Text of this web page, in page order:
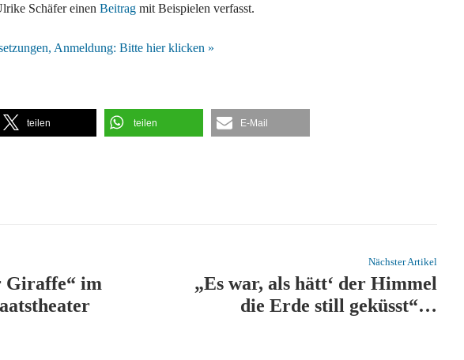
Schäfer einen Beitrag mit Beispielen verfasst.
Anmeldung: Bitte hier klicken »
teilen teilen E-Mail
Giraffe“ im
Nächster Artikel
„Es war, als hätt‘ der Himmel
die Erde still geküsst“…